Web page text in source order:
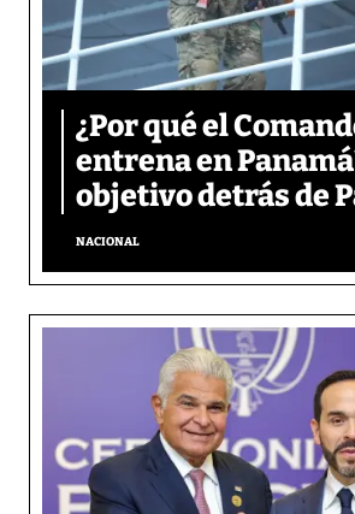
¿Por qué el
entrena en
objetivo detrás de
NACIONAL